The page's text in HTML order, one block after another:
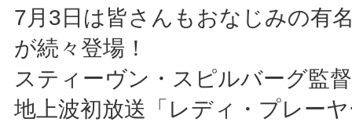
7月3日は皆さんもおなじみの有
が続々登場！
スティーヴン・スピルバーグ監
地上波初放送「レディ・プレー